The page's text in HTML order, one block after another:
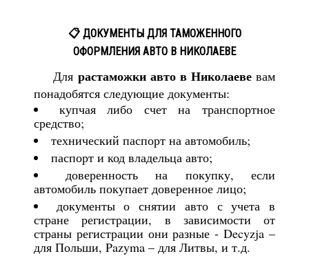
📋 ДОКУМЕНТЫ ДЛЯ ТАМОЖЕННОГО
ОФОРМЛЕНИЯ АВТО В НИКОЛАЕВЕ
Для растаможки авто в Николаевевам
понадобятся следующие документы:
купчая либо счет на транспортное
средство;
технический паспорт на автомобиль;
паспорт и код владельца авто;
доверенность на покупку, если
автомобиль покупает доверенное лицо;
документы о снятии авто с учета в
стране регистрации, в зависимости от
страны регистрации они разные - Decyzja –
для Польши, Pazyma – для Литвы, и т.д.